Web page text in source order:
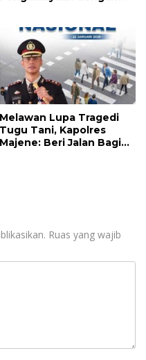
Melawan Lupa Tragedi
Tugu Tani, Kapolres
Majene: Beri Jalan Bagi
Ruas yang wajib